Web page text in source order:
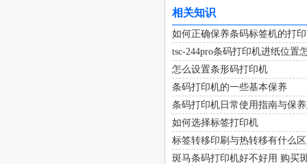
相关知识
如何正确保养条码标签机的打
tsc-244pro条码打印机进纸位置
怎么设置条形码打印机
条码打印机的一些基本保养
条码打印机日常使用指南与保
如何选择标签打印机
标签转移印刷与热转移有什么
斑马条码打印机好不好用 购买